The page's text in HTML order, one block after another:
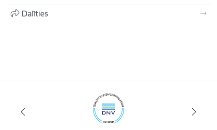
Dalīties